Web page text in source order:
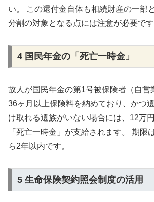
い。 この還付金自体も相続財産の一部
分割の対象となる点には注意が必要です
4 国民年金の「死亡一時金」
故人が国民年金の第1号被保険者（自営
36ヶ月以上保険料を納めており、かつ
け取れる遺族がいない場合には、12万
「死亡一時金」が支給されます。 期限
ら2年以内です。
5 生命保険契約照会制度の活用